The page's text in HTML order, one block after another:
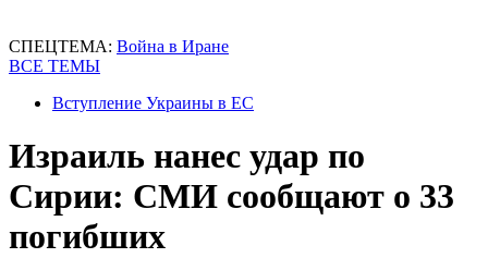
СПЕЦТЕМА: Война в Иране
ВСЕ ТЕМЫ
Вступление Украины в ЕС
Израиль нанес удар по
Сирии: СМИ сообщают о 33
погибших